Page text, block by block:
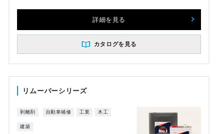
詳細を見る
カタログを見る
リムーバーシリーズ
剥離剤 自動車補修 工業 木工
建築